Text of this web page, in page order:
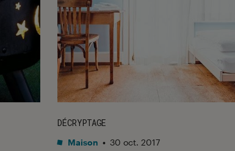
DÉCRYPTAGE
Maison • 30 oct. 2017